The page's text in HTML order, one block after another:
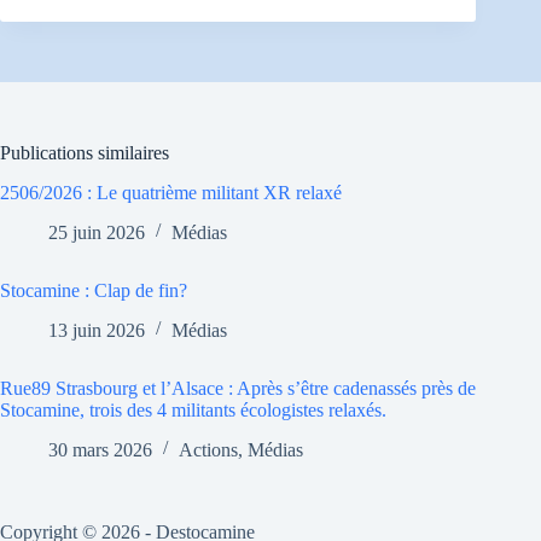
Publications similaires
2506/2026 : Le quatrième militant XR relaxé
25 juin 2026
Médias
Stocamine : Clap de fin?
13 juin 2026
Médias
Rue89 Strasbourg et l’Alsace : Après s’être cadenassés près de
Stocamine, trois des 4 militants écologistes relaxés.
30 mars 2026
Actions, Médias
Copyright © 2026 - Destocamine